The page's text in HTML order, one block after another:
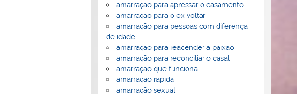
amarração para apressar o casamento
amarração para o ex voltar
amarração para pessoas com diferença
de idade
amarração para reacender a paixão
amarração para reconciliar o casal
amarração que funciona
amarração rapida
amarração sexual